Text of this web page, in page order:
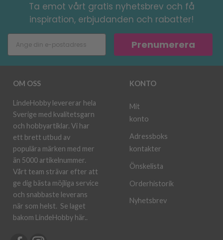
Ta emot vårt gratis nyhetsbrev och få
inspiration, erbjudanden och rabatter!
Prenumerera
OM OSS
LindeHobby levererar hela
Sverige med kvalitetsgarn
och hobbyartiklar. Vi har
ett brett utbud av
populära märken med mer
än 5000 artikelnummer.
Vårt team strävar efter att
ge dig bästa möjliga service
och snabbaste leverans
när som helst. Se laget
bakom LindeHobby här..
KONTO
Mit
konto
Adressboks
kontakter
Önskelista
Orderhistorik
Nyhetsbrev